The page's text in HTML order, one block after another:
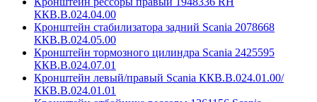
ККВ.В.024.04.00
Кронштейн стабилизатора задний Scania 2078668
ККВ.В.024.05.00
Кронштейн тормозного цилиндра Scania 2425595
ККВ.В.024.07.01
Кронштейн левый/правый Scania ККВ.В.024.01.00/
ККВ.В.024.01.01